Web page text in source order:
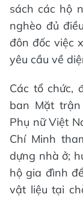
sách các hộ
nghèo đủ
đôn đốc việc
yêu cầu về
Các tổ chức,
ban Mặt
Phụ nữ Việt
Chí Minh
dựng nhà ở;
hộ gia đình
vật liệu tại